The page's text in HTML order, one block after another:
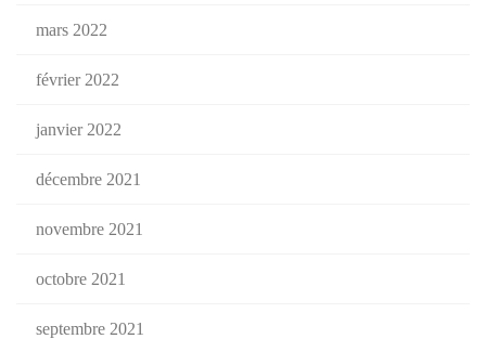
mars 2022
février 2022
janvier 2022
décembre 2021
novembre 2021
octobre 2021
septembre 2021